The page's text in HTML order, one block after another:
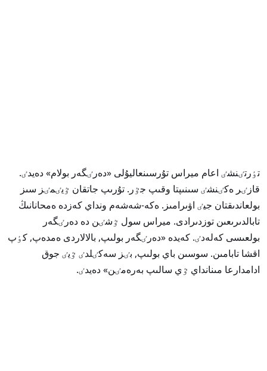
تٶرتٸنشٸ اعام ميراس تۇرسىنعاليۇلى «دەرٸگەر بولام» دەيدٸ.
قازٸر ەكٸنشٸ سىنىپتا وقىپ جٷر. تۇرىپ جاتقان ٷيٸمٸز سىز
بولعاندىقتان جيٸ اۋىرامىز. ەكە-شەشەم ونداي كەزدە ەمحانانىڭ
تابالدىرىعىن توزدىرادى. ميراس سول ٷشٸن دە دەرٸگەر
بولعىسى كەلەدٸ. كەيدە «دەرٸگەر بولىپ, بالالاردى ەمدەپ, كٶپ
اقشا تابامىن. سوسىن باي بولىپ, بٸز سەكٸلدٸ ٷيٸ جوق
ادامدارعا مىنانداي ٷي سالىپ بەرەمٸن» دەيدٸ.